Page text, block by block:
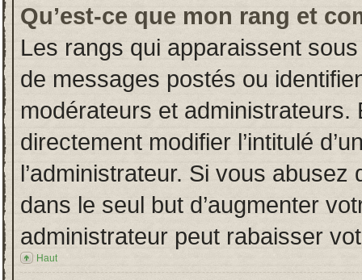
Qu’est-ce que mon rang et
Les rangs qui apparaissent
de messages postés ou
modérateurs et
directement modifier l’intitulé
l’administrateur. Si vous
dans le seul but d’augmenter
administrateur peut rabaisser
Haut